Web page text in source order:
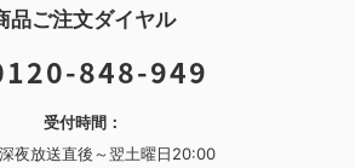
品ご注文ダイヤル
848-949
受付時間：
夜放送直後～翌土曜日20:00